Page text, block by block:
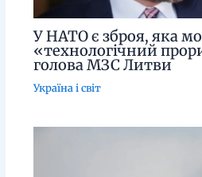
У НАТО є зброя, яка
«технологічний
голова МЗС Литви
Україна і світ